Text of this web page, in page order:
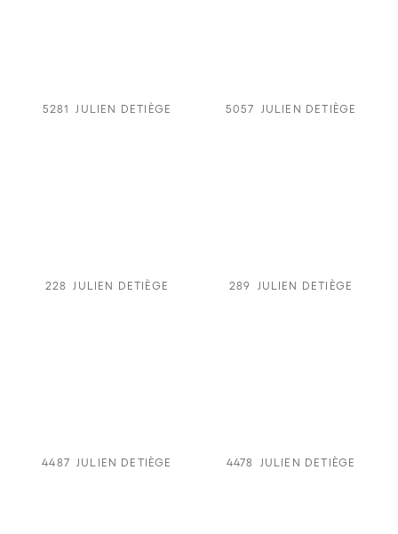
5281 JULIEN DETIÈGE 5057 JULIEN DETIÈGE
228 JULIEN DETIÈGE 289 JULIEN DETIÈGE
4487 JULIEN DETIÈGE 4478 JULIEN DETIÈGE